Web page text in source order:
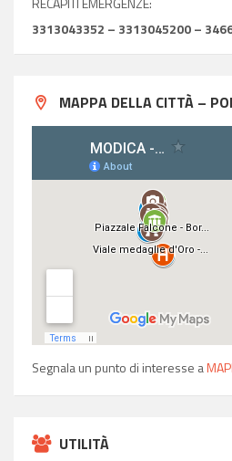
3313043352 – 3313045200 –
MAPPA DELLA CITTÀ –
Segnala un punto di interesse a
UTILITÀ